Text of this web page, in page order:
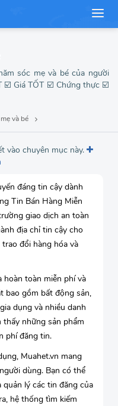
sóc mẹ và bé của người
☑️ Giá TỐT ☑️ Chứng thực ☑️
và bé
vào chuyên mục này.
đáng tin cậy dành
Tin Bán Hàng Miễn
giao dịch an toàn
địa chỉ tin cậy cho
đổi hàng hóa và
toàn miễn phí và
bao gồm bất động sản,
dụng và nhiều danh
thấy những sản phẩm
phí đăng tin.
Muahet.vn mang
dùng. Bạn có thể
lý các tin đăng của
hệ thống tìm kiếm